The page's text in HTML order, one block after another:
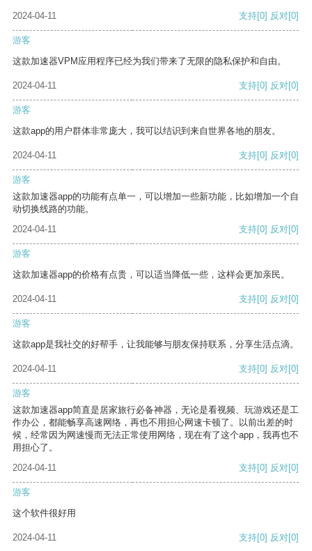
2024-04-11 支持[0] 反对[0]
游客
这款加速器VPM应用程序已经为我们带来了无限的隐私保护和自由。
2024-04-11 支持[0] 反对[0]
游客
这款app的用户群体非常庞大，我可以结识到来自世界各地的朋友。
2024-04-11 支持[0] 反对[0]
游客
这款加速器app的功能有点单一，可以增加一些新功能，比如增加一个自
动切换线路的功能。
2024-04-11
支持[0] 反对[0]
游客
这款加速器app的价格有点贵，可以适当降低一些，这样会更加亲民。
2024-04-11 支持[0] 反对[0]
游客
这款app是我社交的好帮手，让我能够与朋友保持联系，分享生活点滴。
2024-04-11 支持[0] 反对[0]
游客
这款加速器app简直是居家旅行必备神器，无论是看视频、玩游戏还是工
作办公，都能畅享高速网络，再也不用担心网速卡顿了。以前出差的时
候，经常因为网速慢而无法正常使用网络，现在有了这个app，我再也不
用担心了。
2024-04-11
支持[0] 反对[0]
游客
这个软件很好用
2024-04-11 支持[0] 反对[0]